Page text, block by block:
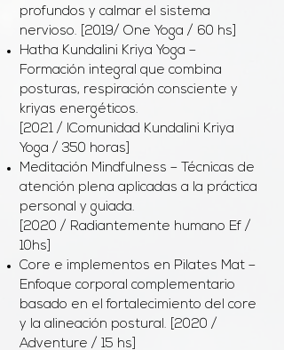
profundos y calmar el sistema
nervioso. [2019/ One Yoga / 60 hs]
Hatha Kundalini Kriya Yoga –
Formación integral que combina
posturas, respiración consciente y
kriyas energéticos.
[2021 / IComunidad Kundalini Kriya
Yoga / 350 horas]
Meditación Mindfulness – Técnicas de
atención plena aplicadas a la práctica
personal y guiada.
[2020 / Radiantemente humano Ef /
10hs]
Core e implementos en Pilates Mat –
Enfoque corporal complementario
basado en el fortalecimiento del core
y la alineación postural. [2020 /
Adventure / 15 hs]